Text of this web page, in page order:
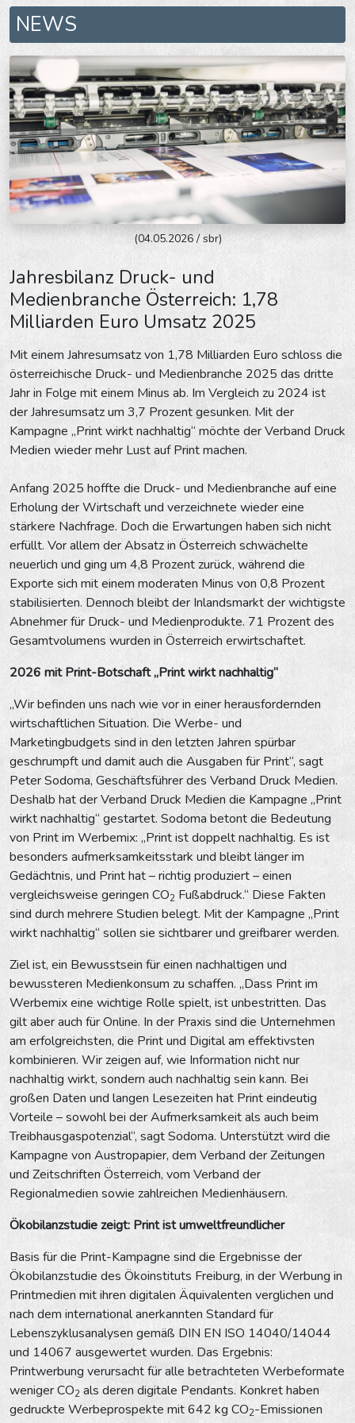
NEWS
(04.05.2026 / sbr)
Jahresbilanz Druck- und
Medienbranche Österreich: 1,78
Milliarden Euro Umsatz 2025
Mit einem Jahresumsatz von 1,78 Milliarden Euro schloss die
österreichische Druck- und Medienbranche 2025 das dritte
Jahr in Folge mit einem Minus ab. Im Vergleich zu 2024 ist
der Jahresumsatz um 3,7 Prozent gesunken. Mit der
Kampagne „Print wirkt nachhaltig“ möchte der Verband Druck
Medien wieder mehr Lust auf Print machen.
Anfang 2025 hoffte die Druck- und Medienbranche auf eine
Erholung der Wirtschaft und verzeichnete wieder eine
stärkere Nachfrage. Doch die Erwartungen haben sich nicht
erfüllt. Vor allem der Absatz in Österreich schwächelte
neuerlich und ging um 4,8 Prozent zurück, während die
Exporte sich mit einem moderaten Minus von 0,8 Prozent
stabilisierten. Dennoch bleibt der Inlandsmarkt der wichtigste
Abnehmer für Druck- und Medienprodukte. 71 Prozent des
Gesamtvolumens wurden in Österreich erwirtschaftet.
2026 mit Print-Botschaft „Print wirkt nachhaltig“
„Wir befinden uns nach wie vor in einer herausfordernden
wirtschaftlichen Situation. Die Werbe- und
Marketingbudgets sind in den letzten Jahren spürbar
geschrumpft und damit auch die Ausgaben für Print“, sagt
Peter Sodoma, Geschäftsführer des Verband Druck Medien.
Deshalb hat der Verband Druck Medien die Kampagne „Print
wirkt nachhaltig“ gestartet. Sodoma betont die Bedeutung
von Print im Werbemix: „Print ist doppelt nachhaltig. Es ist
besonders aufmerksamkeitsstark und bleibt länger im
Gedächtnis, und Print hat – richtig produziert – einen
vergleichsweise geringen CO2 Fußabdruck.“ Diese Fakten
sind durch mehrere Studien belegt. Mit der Kampagne „Print
wirkt nachhaltig“ sollen sie sichtbarer und greifbarer werden.
Ziel ist, ein Bewusstsein für einen nachhaltigen und
bewussteren Medienkonsum zu schaffen. „Dass Print im
Werbemix eine wichtige Rolle spielt, ist unbestritten. Das
gilt aber auch für Online. In der Praxis sind die Unternehmen
am erfolgreichsten, die Print und Digital am effektivsten
kombinieren. Wir zeigen auf, wie Information nicht nur
nachhaltig wirkt, sondern auch nachhaltig sein kann. Bei
großen Daten und langen Lesezeiten hat Print eindeutig
Vorteile – sowohl bei der Aufmerksamkeit als auch beim
Treibhausgaspotenzial“, sagt Sodoma. Unterstützt wird die
Kampagne von Austropapier, dem Verband der Zeitungen
und Zeitschriften Österreich, vom Verband der
Regionalmedien sowie zahlreichen Medienhäusern.
Ökobilanzstudie zeigt: Print ist umweltfreundlicher
Basis für die Print-Kampagne sind die Ergebnisse der
Ökobilanzstudie des Ökoinstituts Freiburg, in der Werbung in
Printmedien mit ihren digitalen Äquivalenten verglichen und
nach dem international anerkannten Standard für
Lebenszyklusanalysen gemäß DIN EN ISO 14040/14044
und 14067 ausgewertet wurden. Das Ergebnis:
Printwerbung verursacht für alle betrachteten Werbeformate
weniger CO2 als deren digitale Pendants. Konkret haben
gedruckte Werbeprospekte mit 642 kg CO2-Emissionen